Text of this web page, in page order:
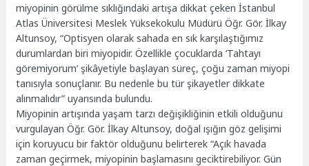
miyopinin görülme sıklığındaki artışa dikkat çeken İstanbul
Atlas Üniversitesi Meslek Yüksekokulu Müdürü Öğr. Gör. İlkay
Altunsoy, “Optisyen olarak sahada en sık karşılaştığımız
durumlardan biri miyopidir. Özellikle çocuklarda ‘Tahtayı
göremiyorum’ şikâyetiyle başlayan süreç, çoğu zaman miyopi
tanısıyla sonuçlanır. Bu nedenle bu tür şikayetler dikkate
alınmalıdır” uyarısında bulundu.
Miyopinin artışında yaşam tarzı değişikliğinin etkili olduğunu
vurgulayan Öğr. Gör. İlkay Altunsoy, doğal ışığın göz gelişimi
için koruyucu bir faktör olduğunu belirterek “Açık havada
zaman geçirmek, miyopinin başlamasını geciktirebiliyor. Gün